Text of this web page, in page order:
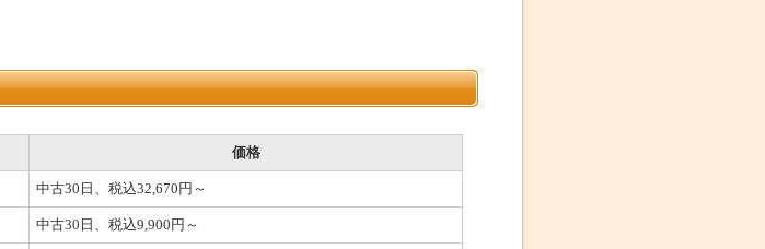
価格
中古30日、税込32,670円～
中古30日、税込9,900円～